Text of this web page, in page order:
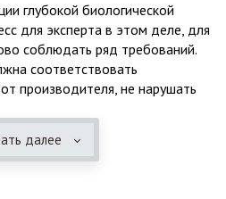
глубокой биологической
для эксперта в этом деле, для
соблюдать ряд требований.
соответствовать
производителя, не нарушать
ПУЭ, ведь не качественный
только к выходу из строя
далее